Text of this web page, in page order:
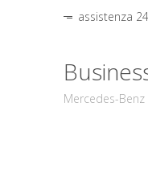
assistenza
Mercedes-